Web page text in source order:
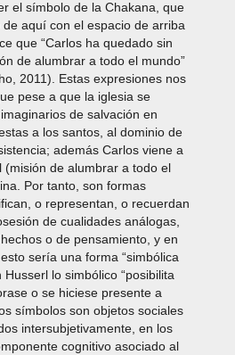
el símbolo de la Chakana, que
aquí con el espacio de arriba
que “Carlos ha quedado sin
de alumbrar a todo el mundo”
2011). Estas expresiones nos
pese a que la iglesia se
de salvación en
a los santos, al dominio de
además Carlos viene a
(misión de alumbrar a todo el
Por tanto, son formas
o representan, o recuerdan
de cualidades análogas,
o de pensamiento, y en
sería una forma “simbólica
lo simbólico “posibilita
o se hiciese presente a
símbolos son objetos sociales
intersubjetivamente, en los
cognitivo asociado al